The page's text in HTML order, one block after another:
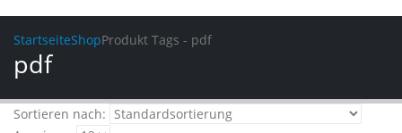
StartseiteShopProdukt Tags - pdf
pdf
Sortieren nach: